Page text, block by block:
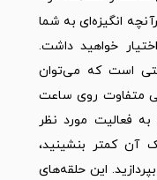
انگیزه‌ای به شما
خواهید داشت.
۶ دارای قابلیتی است که می‌توان
متفاوت روی ساعت
فعالیت مورد نظر
آن کمتر بنشینید،
این حلقه‌های